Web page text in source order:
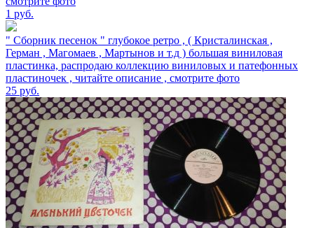
1 руб.
" Сборник песенок " глубокое ретро , ( Кристалинская ,
Герман , Магомаев , Мартынов и т.д ) большая виниловая
пластинка, распродаю коллекцию виниловых и патефонных
пластиночек , читайте описание , смотрите фото
25 руб.